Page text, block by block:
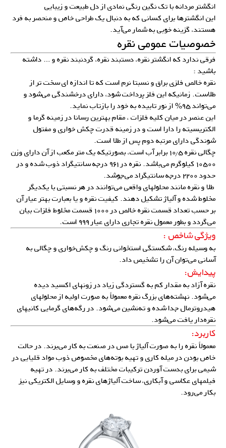
انگشتر مردانه با تک نگین رنگی نمادی از دل طبیعت و زیبایی
این انگشترها برای کسانی که به دنبال یک طراحی خاص و منحصر به فرد
هستند، گزینه خوبی به شمار می‌آید.
خصوصیات عمومی نقره
فرقی ندارد که انگشتر نقره، دستبند نقره، گردنبند نقره و … داشته
باشید :
نقره خالص فلزی براق و نسبتا نرم است که تا اندازه ای سخت تر از
طلاست. زمانیکه این فلز پرداخت شود، دارای درخشندگی می‌شود و
می‌تواند ۹۵% از نور تابیده به خود را بازتاب نماید.
این عنصر در میان کلیه فلزات ، مقام بهترین رسانا در زمینه گرما و
الکتریسیته را دارا است و در زمینه قدرت چکش خواری و مفتول
شوندگی دارای مرتبه دوم پس از طلا است.
چگالی نقره ۱۰٫۵ برابر آب است، بصورتیکه یک متر مکعب از آن دارای وزن
۱۰۵۰۰ کیلوگرم می‌باشد. نقره در ۹۶۱ درجه سانتیگراد ذوب شده و در
حدود ۲۲۰۰ درجه سانتیگراد می‌جوشد.
طلا و نقره مانند محلولهای واقعی می‌توانند در هر نسبتی با یکدیگر
مخلوط شده و آلیاژ تشکیل دهند. کیفیت نقره و یا بعبارت بهتر عیار آن
بر حسب تعداد قسمت نقره خالص در ۱۰۰۰ قسمت مخلوط فلزات بیان
می‌گردد و بطور معمول نقره تجاری دارای عیار ۹۹۹ است.
ویژگی شاخص :
به وسیله رنگ، شکستگی استخوانی رنگ و چکش‌خواری و چگالی به
آسانی می‌توان آن را تشخیص داد.
پیدایش:
نقره آزاد به مقدار کم به گستردگی زیاد در زونهای اکسید دیده
می‌شود. نهشته‌های بزرگ نقره معمولاً به صورت اولیه از محلولهای
هیدروترمال جدا شده و ته‌‌نشین می‌شود. در رگه‌های گرمایی کانیهای
نقره‌دار یافت می‌شود.
کاربرد:
معمولاً نقره را به صورت آلیاژ با مس در صنعت به کار می‌برند. در حالت
خاص بودن در میله کاری و تهیه بوته‌های مخصوص ذوب مواد قلیایی در
شیمی برای بدست آوردن ترکیبات مختلف به کار می‌برند. در تهیه
فیلمهای عکاسی و آبکاری، ساختآلیاژهای نقرهو وسایل الکتریکی نیز
بکار می‌رود.